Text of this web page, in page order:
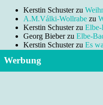
Kerstin Schusterzu
A.M.Válki-Wollrabe zu
Kerstin Schusterzu Elbe-
Georg Bieberzu Elbe-
Kerstin Schusterzu Es
Werbung